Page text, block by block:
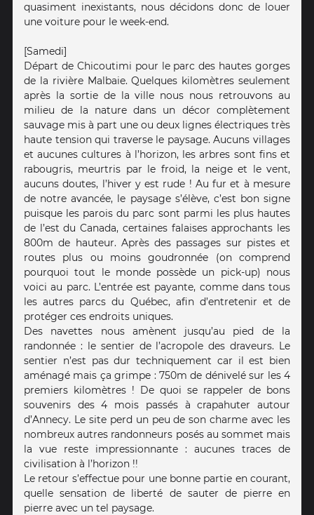
quasiment inexistants, nous décidons donc de louer
une voiture pour le week-end.
[Samedi]
Départ de Chicoutimi pour le parc des hautes gorges
de la rivière Malbaie. Quelques kilomètres seulement
après la sortie de la ville nous nous retrouvons au
milieu de la nature dans un décor complètement
sauvage mis à part une ou deux lignes électriques très
haute tension qui traverse le paysage. Aucuns villages
et aucunes cultures à l’horizon, les arbres sont fins et
rabougris, meurtris par le froid, la neige et le vent,
aucuns doutes, l’hiver y est rude ! Au fur et à mesure
de notre avancée, le paysage s’élève, c’est bon signe
puisque les parois du parc sont parmi les plus hautes
de l’est du Canada, certaines falaises approchants les
800m de hauteur. Après des passages sur pistes et
routes plus ou moins goudronnée (on comprend
pourquoi tout le monde possède un pick-up) nous
voici au parc. L’entrée est payante, comme dans tous
les autres parcs du Québec, afin d’entretenir et de
protéger ces endroits uniques.
Des navettes nous amènent jusqu’au pied de la
randonnée : le sentier de l’acropole des draveurs. Le
sentier n’est pas dur techniquement car il est bien
aménagé mais ça grimpe : 750m de dénivelé sur les 4
premiers kilomètres ! De quoi se rappeler de bons
souvenirs des 4 mois passés à crapahuter autour
d’Annecy. Le site perd un peu de son charme avec les
nombreux autres randonneurs posés au sommet mais
la vue reste impressionnante : aucunes traces de
civilisation à l’horizon !!
Le retour s’effectue pour une bonne partie en courant,
quelle sensation de liberté de sauter de pierre en
pierre avec un tel paysage.